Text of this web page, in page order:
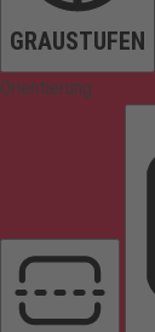
GRAUSTUFEN
Orientierung